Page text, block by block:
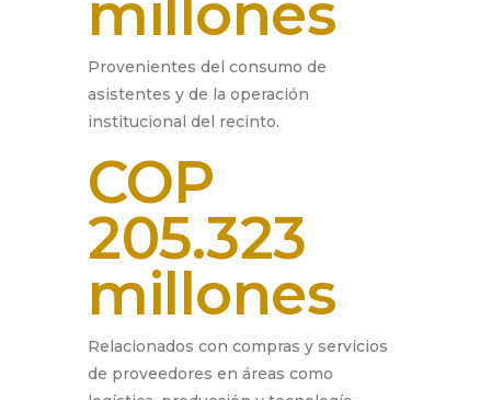
millones
Provenientes del consumo de
asistentes y de la operación
institucional del recinto.
COP
205.323
millones
Relacionados con compras y servicios
de proveedores en áreas como